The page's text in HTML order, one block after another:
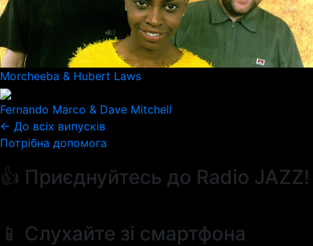
Morcheeba & Hubert Laws
Fernando Marco & Dave Mitchell
← До всіх випусків
Потрібна допомога
👍 Приєднуйтесь до Radio JAZZ!
📱 Слухайте зі смартфона